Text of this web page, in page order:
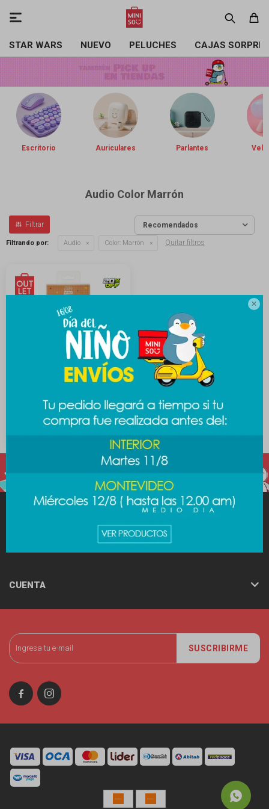

STAR WARS NUEVO PELUCHES CAJAS

Escritorio Auriculares Parlantes
Audio Color Marrón
Recomendados
Filtrando por: Audio Color: Marrón Quitar filtros
Auriculares Toy Story -
SUSCRIBIRME
 
MINISO
CUENTA